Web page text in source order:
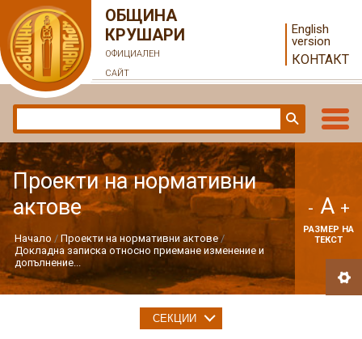
ОБЩИНА
КРУШАРИ
ОФИЦИАЛЕН
САЙТ
English
version
КОНТАКТ
Проекти на нормативни
актове
Начало
Проекти на нормативни актове
Докладна записка относно приемане изменение и
допълнение...
- A +
РАЗМЕР НА
ТЕКСТ
СЕКЦИИ